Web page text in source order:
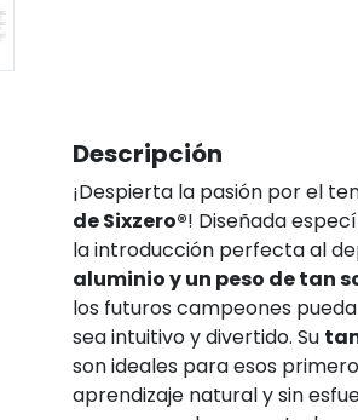
Descripción
¡Despierta la pasión por el
de Sixzero®! Diseñada
la introducción perfecta al
aluminio y un peso de tan
los futuros campeones
sea intuitivo y divertido. Su
son ideales para esos
aprendizaje natural y sin